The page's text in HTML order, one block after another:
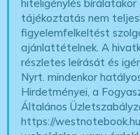
hiteligénylés bírálatakor
tájékoztatás nem
figyelemfelkeltést
ajánlattételnek. A
részletes leírását és
Nyrt. mindenkor
Hirdetményei, a
Általános
https://